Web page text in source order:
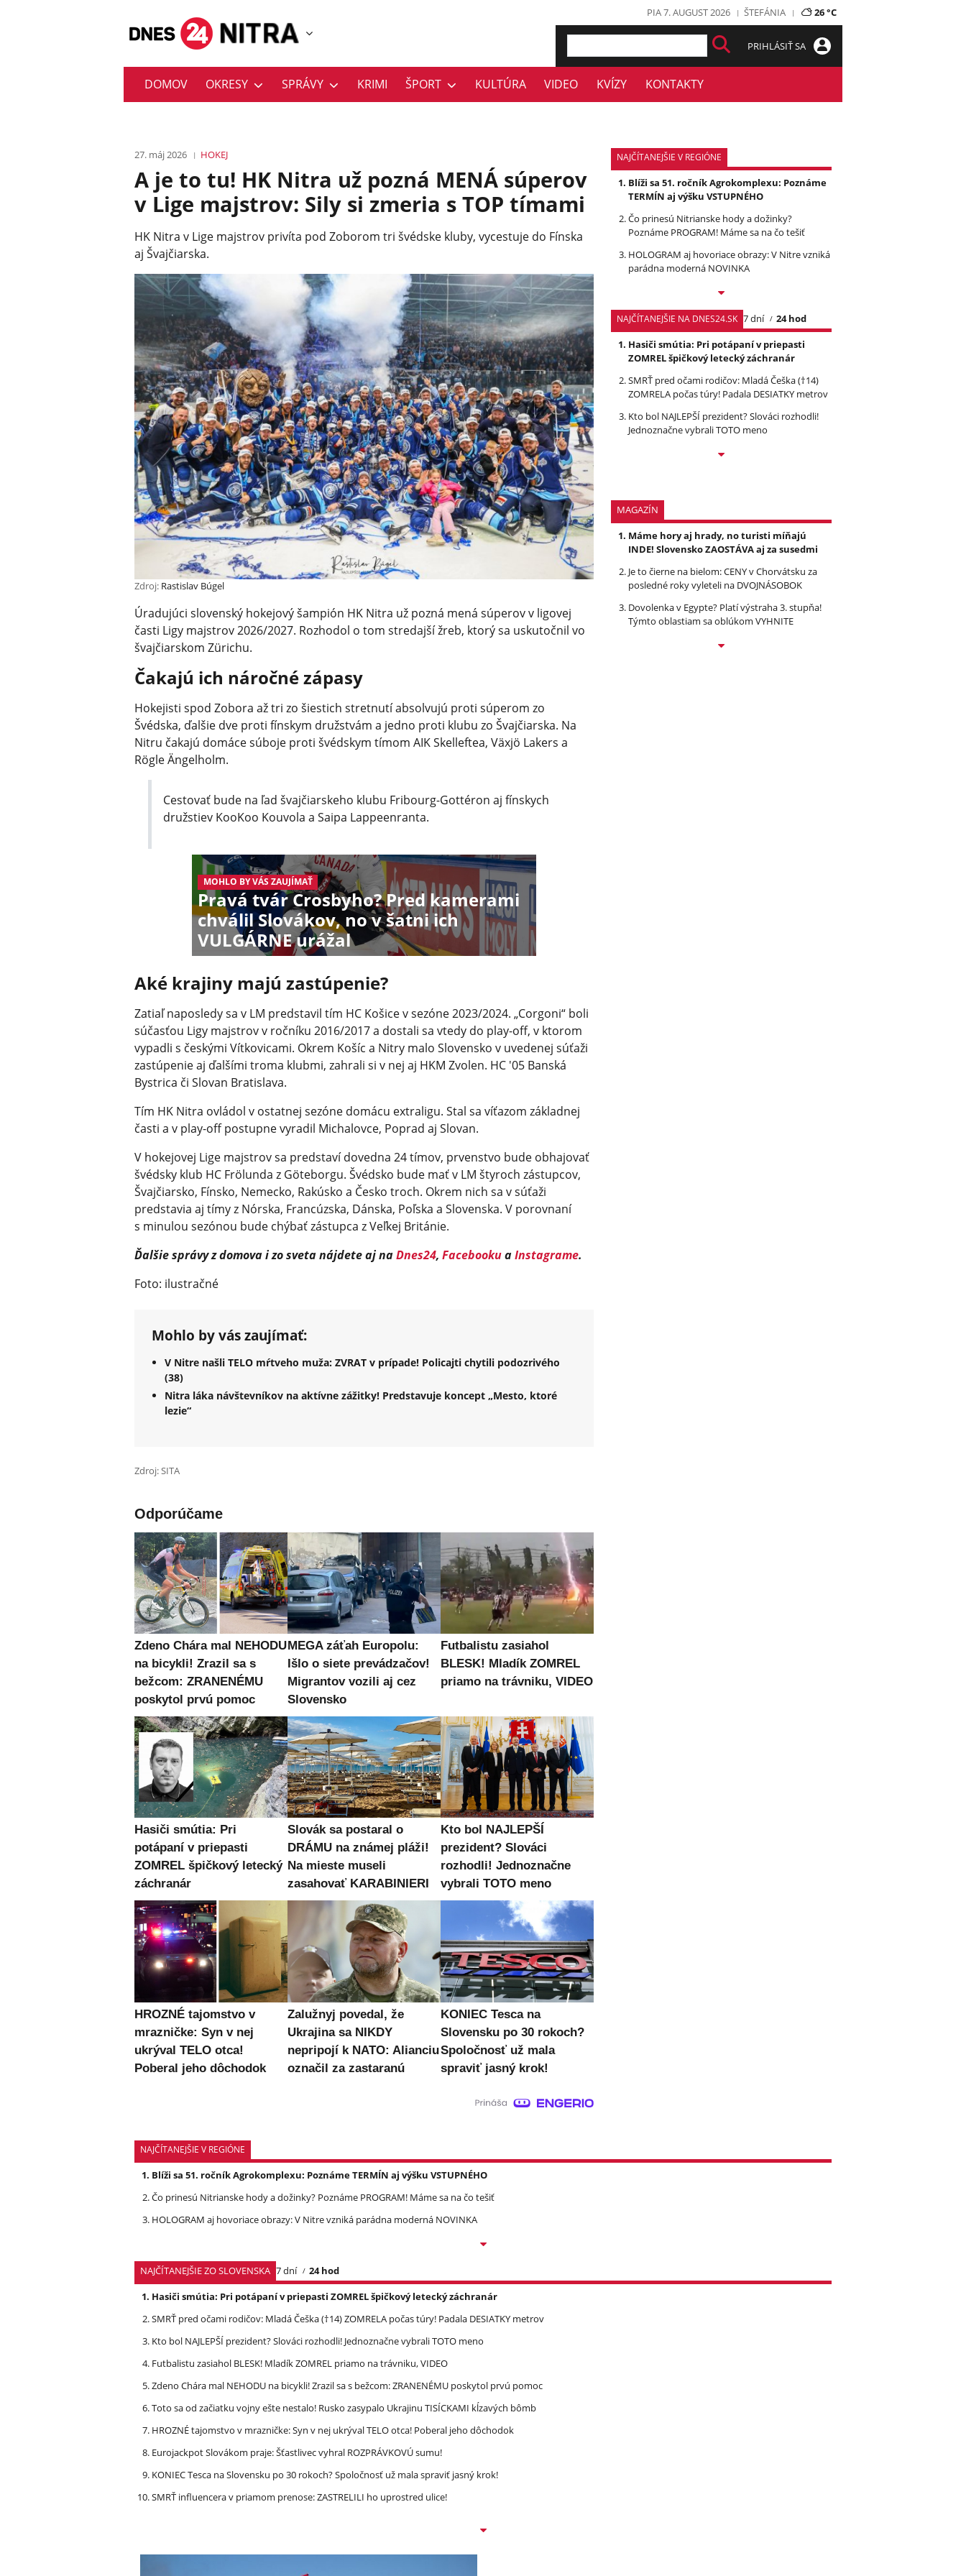
PIA 7. AUGUST 2026 ŠTEFÁNIA 26 °C
PRIHLÁSIŤ SA
DOMOV OKRESY SPRÁVY KRIMI ŠPORT KULTÚRA VIDEO KVÍZY KONTAKTY
27. máj 2026 HOKEJ
A je to tu! HK Nitra už pozná MENÁ súperov
v Lige majstrov: Sily si zmeria s TOP tímami
HK Nitra v Lige majstrov privíta pod Zoborom tri švédske kluby, vycestuje do Fínska
aj Švajčiarska.
Zdroj: Rastislav Búgel
Úradujúci slovenský hokejový šampión HK Nitra už pozná mená súperov v ligovej
časti Ligy majstrov 2026/2027. Rozhodol o tom stredajší žreb, ktorý sa uskutočnil vo
švajčiarskom Zürichu.
Čakajú ich náročné zápasy
Hokejisti spod Zobora až tri zo šiestich stretnutí absolvujú proti súperom zo
Švédska, ďalšie dve proti fínskym družstvám a jedno proti klubu zo Švajčiarska. Na
Nitru čakajú domáce súboje proti švédskym tímom AIK Skelleftea, Växjö Lakers a
Rögle Ängelholm.
Cestovať bude na ľad švajčiarskeho klubu Fribourg-Gottéron aj fínskych
družstiev KooKoo Kouvola a Saipa Lappeenranta.
MOHLO BY VÁS ZAUJÍMAŤ
Pravá tvár Crosbyho? Pred kamerami
chválil Slovákov, no v šatni ich
VULGÁRNE urážal
Aké krajiny majú zastúpenie?
Zatiaľ naposledy sa v LM predstavil tím HC Košice v sezóne 2023/2024. „Corgoni“ boli
súčasťou Ligy majstrov v ročníku 2016/2017 a dostali sa vtedy do play-off, v ktorom
vypadli s českými Vítkovicami. Okrem Košíc a Nitry malo Slovensko v uvedenej súťaži
zastúpenie aj ďalšími troma klubmi, zahrali si v nej aj HKM Zvolen. HC '05 Banská
Bystrica či Slovan Bratislava.
Tím HK Nitra ovládol v ostatnej sezóne domácu extraligu. Stal sa víťazom základnej
časti a v play-off postupne vyradil Michalovce, Poprad aj Slovan.
V hokejovej Lige majstrov sa predstaví dovedna 24 tímov, prvenstvo bude obhajovať
švédsky klub HC Frölunda z Göteborgu. Švédsko bude mať v LM štyroch zástupcov,
Švajčiarsko, Fínsko, Nemecko, Rakúsko a Česko troch. Okrem nich sa v súťaži
predstavia aj tímy z Nórska, Francúzska, Dánska, Poľska a Slovenska. V porovnaní
s minulou sezónou bude chýbať zástupca z Veľkej Británie.
Ďalšie správy z domova i zo sveta nájdete aj naDnes24, FacebookuaInstagrame.
Foto: ilustračné
Mohlo by vás zaujímať:
V Nitre našli TELO mŕtveho muža: ZVRAT v prípade! Policajti chytili podozrivého
(38)
Nitra láka návštevníkov na aktívne zážitky! Predstavuje koncept „Mesto, ktoré
lezie“
Zdroj: SITA
Odporúčame
Zdeno Chára mal NEHODU
na bicykli! Zrazil sa s
bežcom: ZRANENÉMU
poskytol prvú pomoc
MEGA záťah Europolu:
Išlo o siete prevádzačov!
Migrantov vozili aj cez
Slovensko
Futbalistu zasiahol
BLESK! Mladík ZOMREL
priamo na trávniku, VIDEO
Hasiči smútia: Pri
potápaní v priepasti
ZOMREL špičkový letecký
záchranár
Slovák sa postaral o
DRÁMU na známej pláži!
Na mieste museli
zasahovať KARABINIERI
Kto bol NAJLEPŠÍ
prezident? Slováci
rozhodli! Jednoznačne
vybrali TOTO meno
HROZNÉ tajomstvo v
mrazničke: Syn v nej
ukrýval TELO otca!
Poberal jeho dôchodok
Zalužnyj povedal, že
Ukrajina sa NIKDY
nepripojí k NATO: Alianciu
označil za zastaranú
KONIEC Tesca na
Slovensku po 30 rokoch?
Spoločnosť už mala
spraviť jasný krok!
NAJČÍTANEJŠIE V REGIÓNE
Blíži sa 51. ročník Agrokomplexu: Poznáme
TERMÍN aj výšku VSTUPNÉHO
Čo prinesú Nitrianske hody a dožinky?
Poznáme PROGRAM! Máme sa na čo tešiť
HOLOGRAM aj hovoriace obrazy: V Nitre vzniká
parádna moderná NOVINKA
NAJČÍTANEJŠIE NA DNES24.SK 7 dní
24 hod
Hasiči smútia: Pri potápaní v priepasti
ZOMREL špičkový letecký záchranár
SMRŤ pred očami rodičov: Mladá Češka (†14)
ZOMRELA počas túry! Padala DESIATKY metrov
Kto bol NAJLEPŠÍ prezident? Slováci rozhodli!
Jednoznačne vybrali TOTO meno
MAGAZÍN
Máme hory aj hrady, no turisti míňajú
INDE! Slovensko ZAOSTÁVA aj za susedmi
Je to čierne na bielom: CENY v Chorvátsku za
posledné roky vyleteli na DVOJNÁSOBOK
Dovolenka v Egypte? Platí výstraha 3. stupňa!
Týmto oblastiam sa oblúkom VYHNITE
NAJČÍTANEJŠIE V REGIÓNE
Blíži sa 51. ročník Agrokomplexu: Poznáme TERMÍN aj výšku VSTUPNÉHO
Čo prinesú Nitrianske hody a dožinky? Poznáme PROGRAM! Máme sa na čo tešiť
HOLOGRAM aj hovoriace obrazy: V Nitre vzniká parádna moderná NOVINKA
NAJČÍTANEJŠIE ZO SLOVENSKA 7 dní
24 hod
Hasiči smútia: Pri potápaní v priepasti ZOMREL špičkový letecký záchranár
SMRŤ pred očami rodičov: Mladá Češka (†14) ZOMRELA počas túry! Padala DESIATKY metrov
Kto bol NAJLEPŠÍ prezident? Slováci rozhodli! Jednoznačne vybrali TOTO meno
Futbalistu zasiahol BLESK! Mladík ZOMREL priamo na trávniku, VIDEO
Zdeno Chára mal NEHODU na bicykli! Zrazil sa s bežcom: ZRANENÉMU poskytol prvú pomoc
Toto sa od začiatku vojny ešte nestalo! Rusko zasypalo Ukrajinu TISÍCKAMI kĺzavých bômb
HROZNÉ tajomstvo v mrazničke: Syn v nej ukrýval TELO otca! Poberal jeho dôchodok
Eurojackpot Slovákom praje: Šťastlivec vyhral ROZPRÁVKOVÚ sumu!
KONIEC Tesca na Slovensku po 30 rokoch? Spoločnosť už mala spraviť jasný krok!
SMRŤ influencera v priamom prenose: ZASTRELILI ho uprostred ulice!